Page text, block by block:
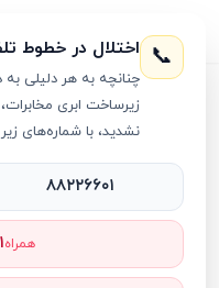
اینترنال SSD
اینترنال SSD
📞 اختلال در خطوط
چنانچه به هر دلیلی به
زیرساخت ابری
نشدید، با شماره‌های
۸۸۲۲۶۶۰۱
همراه